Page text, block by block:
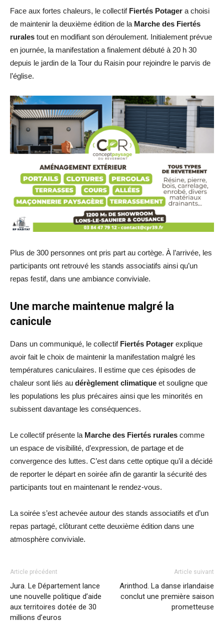
Face aux fortes chaleurs, le collectif Fiertés Potager a choisi
de maintenir la deuxième édition de la Marche des Fiertés
rurales tout en modifiant son déroulement. Initialement prévue
en journée, la manifestation a finalement débuté à 20 h 30
depuis le jardin de la Tour du Raisin pour rejoindre le parvis de
l’église.
Plus de 300 personnes ont pris part au cortège. À l’arrivée, les
participants ont retrouvé les stands associatifs ainsi qu’un
repas festif, dans une ambiance conviviale.
Une marche maintenue malgré la
canicule
Dans un communiqué, le collectif Fiertés Potager explique
avoir fait le choix de maintenir la manifestation malgré les
températures caniculaires. Il estime que ces épisodes de
chaleur sont liés au dérèglement climatique et souligne que
les populations les plus précaires ainsi que les minorités en
subissent davantage les conséquences.
Le collectif présente la Marche des Fiertés rurales comme
un espace de visibilité, d’expression, de partage et de
convergence des luttes. C’est dans cette optique qu’il a décidé
de reporter le départ en soirée afin de garantir la sécurité des
participants tout en maintenant le rendez-vous.
La soirée s’est achevée autour des stands associatifs et d’un
repas partagé, clôturant cette deuxième édition dans une
atmosphère conviviale.
Article précédent
Jura. Le Département lance
une nouvelle politique d’aide
aux territoires dotée de 30
millions d’euros
Article suivant
Arinthod. La danse irlandaise
conclut une première saison
prometteuse